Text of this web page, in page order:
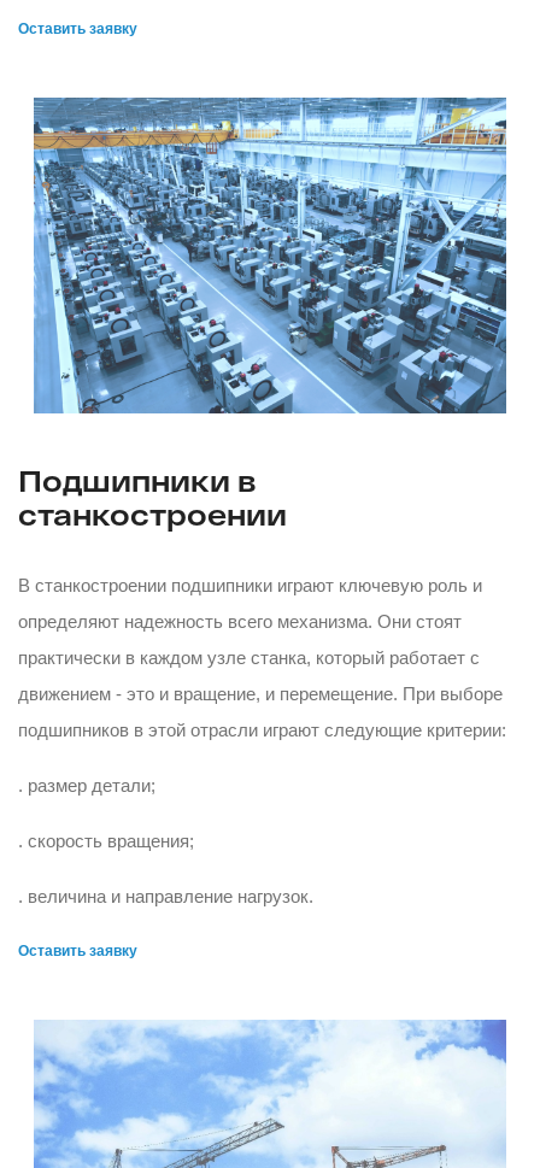
Оставить заявку
Подшипники в
станкостроении
В станкостроении подшипники играют ключевую роль и
определяют надежность всего механизма. Они стоят
практически в каждом узле станка, который работает с
движением - это и вращение, и перемещение. При выборе
подшипников в этой отрасли играют следующие критерии:
. размер детали;
. скорость вращения;
. величина и направление нагрузок.
Оставить заявку